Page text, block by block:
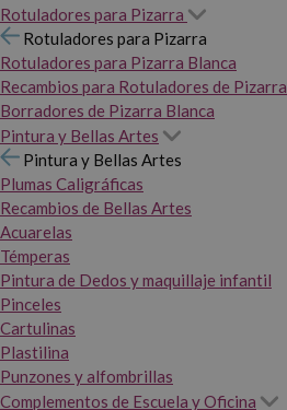
Rotuladores para Pizarra
Rotuladores para Pizarra
Rotuladores para Pizarra Blanca
Recambios para Rotuladores de Pizarra
Borradores de Pizarra Blanca
Pintura y Bellas Artes
Pintura y Bellas Artes
Plumas Caligráficas
Recambios de Bellas Artes
Acuarelas
Témperas
Pintura de Dedos y maquillaje infantil
Pinceles
Cartulinas
Plastilina
Punzones y alfombrillas
Complementos de Escuela y Oficina